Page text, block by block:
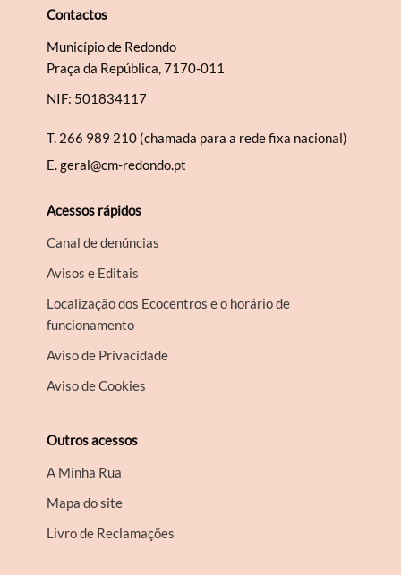
Contactos
Município de Redondo
Praça da República, 7170-011
NIF: 501834117
T. 266 989 210 (chamada para a rede fixa nacional)
E.geral@cm-redondo.pt
Acessos rápidos
Canal de denúncias
Avisos e Editais
Localização dos Ecocentros e o horário de
funcionamento
Aviso de Privacidade
Aviso de Cookies
Outros acessos
A Minha Rua
Mapa do site
Livro de Reclamações